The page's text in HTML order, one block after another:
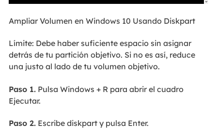
Ampliar Volumen en Windows 10 Usando Diskpart
Límite: Debe haber suficiente espacio sin asignar
detrás de tu partición objetivo. Si no es así, reduce
una justo al lado de tu volumen objetivo.
Paso 1.Pulsa Windows + R para abrir el cuadro
Ejecutar.
Paso 2.Escribe diskpart y pulsa Enter.